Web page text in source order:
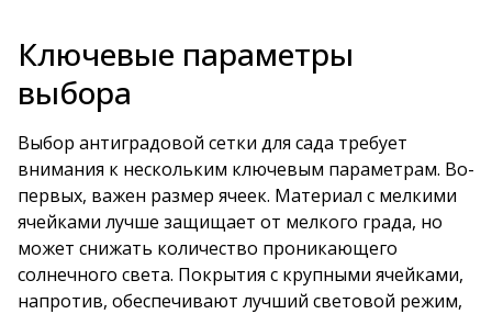
Ключевые параметры
выбора
Выбор антиградовой сетки для сада требует
внимания к нескольким ключевым параметрам. Во-
первых, важен размер ячеек. Материал с мелкими
ячейками лучше защищает от мелкого града, но
может снижать количество проникающего
солнечного света. Покрытия с крупными ячейками,
напротив, обеспечивают лучший световой режим,